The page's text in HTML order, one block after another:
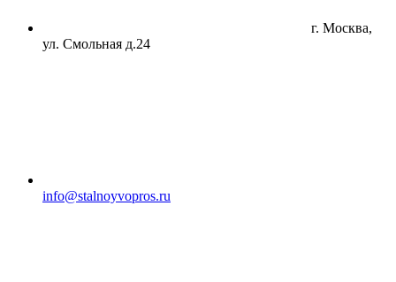
г. Москва,
ул. Смольная д.24
info@stalnoyvopros.ru